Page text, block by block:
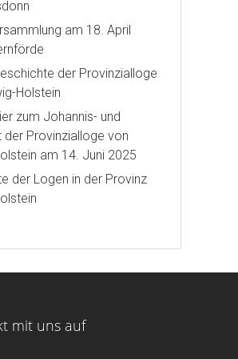
am 18. April
der Provinzialloge
Holstein
zum Johannis- und
der Provinzialloge von
am 14. Juni 2025
der Logen in der Provinz
mit uns auf